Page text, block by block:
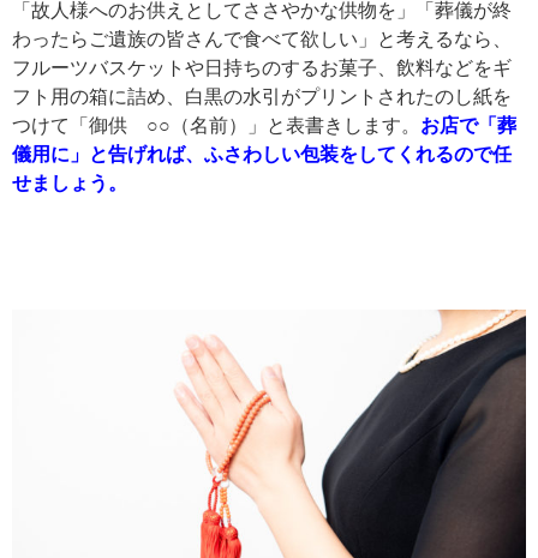
「故人様へのお供えとしてささやかな供物を」「葬儀が終
わったらご遺族の皆さんで食べて欲しい」と考えるなら、
フルーツバスケットや日持ちのするお菓子、飲料などをギ
フト用の箱に詰め、白黒の水引がプリントされたのし紙を
つけて「御供 ○○（名前）」と表書きします。 お店で「葬
儀用に」と告げれば、ふさわしい包装をしてくれるので任
せましょう。